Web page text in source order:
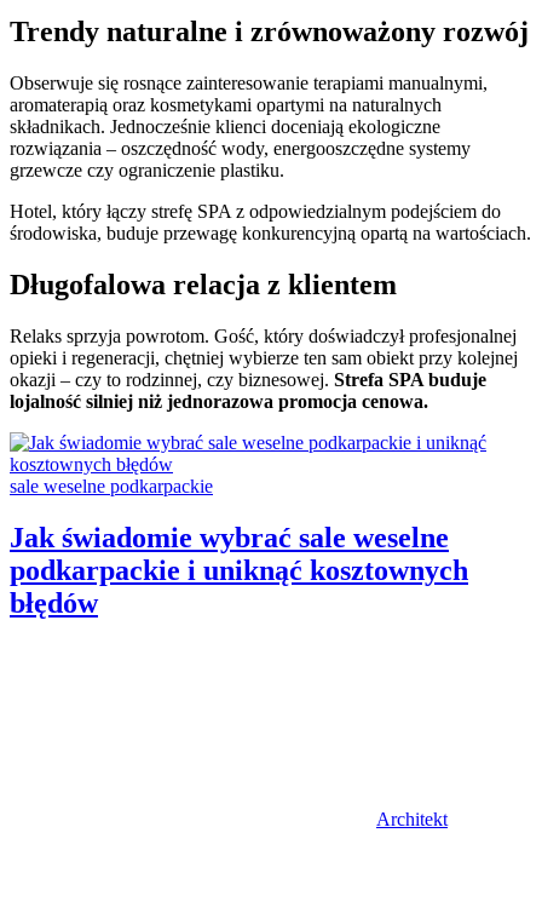
Trendy naturalne i zrównoważony rozwój
Obserwuje się rosnące zainteresowanie terapiami manualnymi,
aromaterapią oraz kosmetykami opartymi na naturalnych
składnikach. Jednocześnie klienci doceniają ekologiczne
rozwiązania – oszczędność wody, energooszczędne systemy
grzewcze czy ograniczenie plastiku.
Hotel, który łączy strefę SPA z odpowiedzialnym podejściem do
środowiska, buduje przewagę konkurencyjną opartą na wartościach.
Długofalowa relacja z klientem
Relaks sprzyja powrotom. Gość, który doświadczył profesjonalnej
opieki i regeneracji, chętniej wybierze ten sam obiekt przy kolejnej
okazji – czy to rodzinnej, czy biznesowej. Strefa SPA buduje
lojalność silniej niż jednorazowa promocja cenowa.
Categories:
sale weselne podkarpackie
Jak świadomie wybrać sale weselne
podkarpackie i uniknąć kosztownych
błędów
Architekt